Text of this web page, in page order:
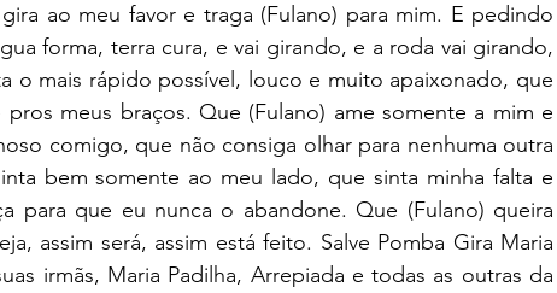
ao meu favor e traga (Fulano) para mim. E pedindo
forma, terra cura, e vai girando, e a roda vai girando,
o mais rápido possível, louco e muito apaixonado, que
meus braços. Que (Fulano) ame somente a mim e
comigo, que não consiga olhar para nenhuma outra
bem somente ao meu lado, que sinta minha falta e
para que eu nunca o abandone. Que (Fulano) queira
assim será, assim está feito. Salve Pomba Gira Maria
irmãs, Maria Padilha, Arrepiada e todas as outras da